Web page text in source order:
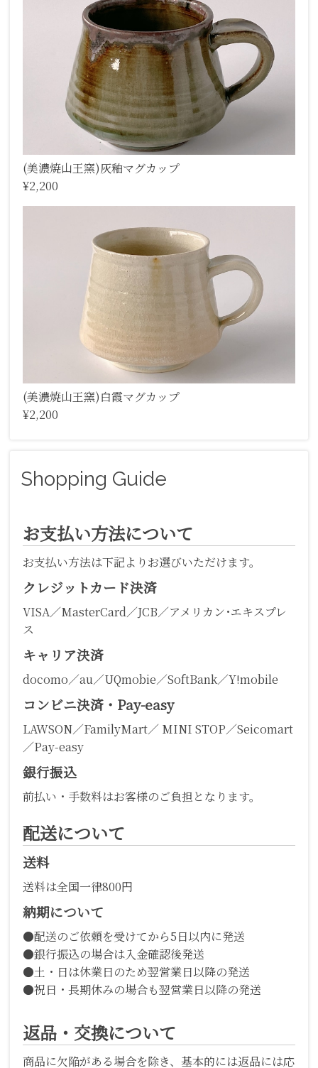
(美濃焼山王窯)灰釉マグカップ
¥2,200
(美濃焼山王窯)白霞マグカップ
¥2,200
Shopping Guide
お支払い方法について
お支払い方法は下記よりお選びいただけます。
クレジットカード決済
VISA／MasterCard／JCB／アメリカン･エキスプレ
ス
キャリア決済
docomo／au／UQmobie／SoftBank／Y!mobile
コンビニ決済・Pay-easy
LAWSON／FamilyMart／ MINI STOP／Seicomart
／Pay-easy
銀行振込
前払い・手数料はお客様のご負担となります。
配送について
送料
送料は全国一律800円
納期について
●配送のご依頼を受けてから5日以内に発送
●銀行振込の場合は入金確認後発送
●土・日は休業日のため翌営業日以降の発送
●祝日・長期休みの場合も翌営業日以降の発送
返品・交換について
商品に欠陥がある場合を除き、基本的には返品には応